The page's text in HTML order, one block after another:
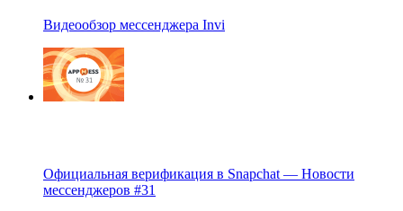
Видеообзор мессенджера Invi
Официальная верификация в Snapchat — Новости
мессенджеров #31